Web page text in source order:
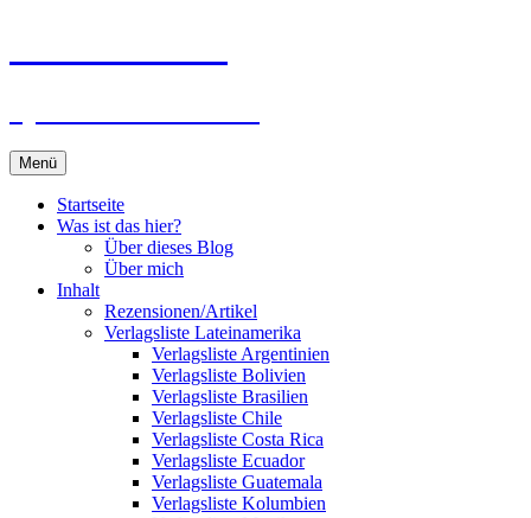
Menü
Startseite
Was ist das hier?
Über dieses Blog
Über mich
Inhalt
Rezensionen/Artikel
Verlagsliste Lateinamerika
Verlagsliste Argentinien
Verlagsliste Bolivien
Verlagsliste Brasilien
Verlagsliste Chile
Verlagsliste Costa Rica
Verlagsliste Ecuador
Verlagsliste Guatemala
Verlagsliste Kolumbien